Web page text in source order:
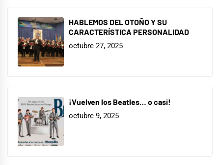
HABLEMOS DEL OTOÑO Y SU
CARACTERÍSTICA PERSONALIDAD
octubre 27, 2025
¡Vuelven los Beatles… o casi!
octubre 9, 2025